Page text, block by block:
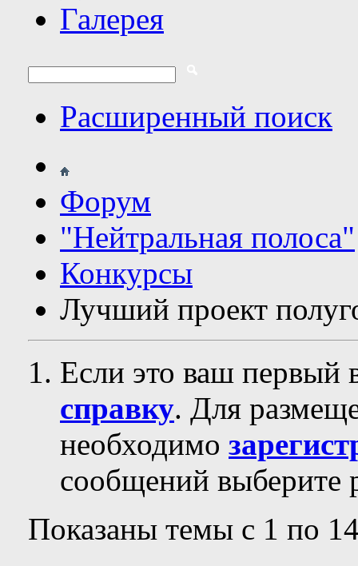
Галерея
Расширенный поиск
Форум
"Нейтральная полоса"
Конкурсы
Лучший проект
Если это ваш первый
справку. Для
необходимо
сообщений выберите
Показаны темы с 1 по